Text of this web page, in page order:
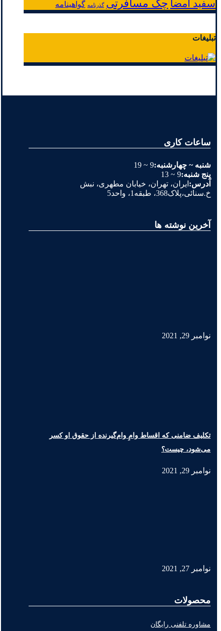
سفید امضا چک مسافرتی گذرنامه گواهینامه
تبلیغات
ساعات کاری
شنبه ~ چهارشنبه:9 ~ 19
پنج شنبه:9 ~ 13
آدرس: ایران، تهران، خیابان مطهری، نبش
خ.سنائی،پلاک368، طبقه1، واحد5
آخرین نوشته ها
نوامبر 29, 2021
تکلیف ضامنی که اقساط وامِ وام‌گیرنده از حقوق او کسر
می‌شود، چیست؟
نوامبر 29, 2021
نوامبر 27, 2021
محصولات
مشاوره تلفنی رایگان